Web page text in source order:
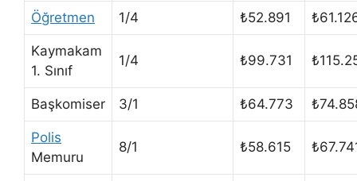
Öğretmen 1/4 ₺52.891
Kaymakam
1. Sınıf
1/4 ₺99.731
Başkomiser 3/1 ₺64.773
Polis
Memuru
8/1 ₺58.615